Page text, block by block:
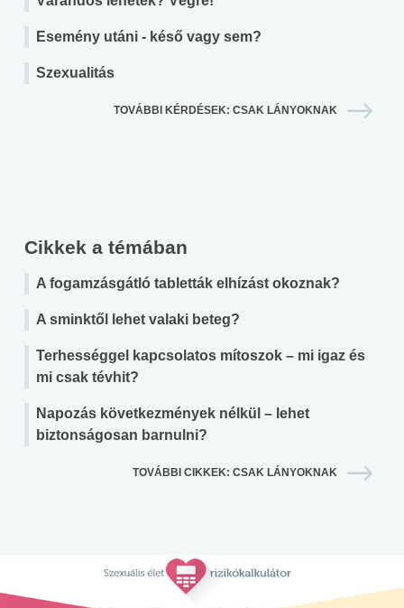
Esemény utáni - késő vagy sem?
Szexualitás
TOVÁBBI KÉRDÉSEK: CSAK LÁNYOKNAK
Cikkek a témában
A fogamzásgátló tabletták elhízást okoznak?
A sminktől lehet valaki beteg?
Terhességgel kapcsolatos mítoszok – mi igaz és
mi csak tévhit?
Napozás következmények nélkül – lehet
biztonságosan barnulni?
TOVÁBBI CIKKEK: CSAK LÁNYOKNAK